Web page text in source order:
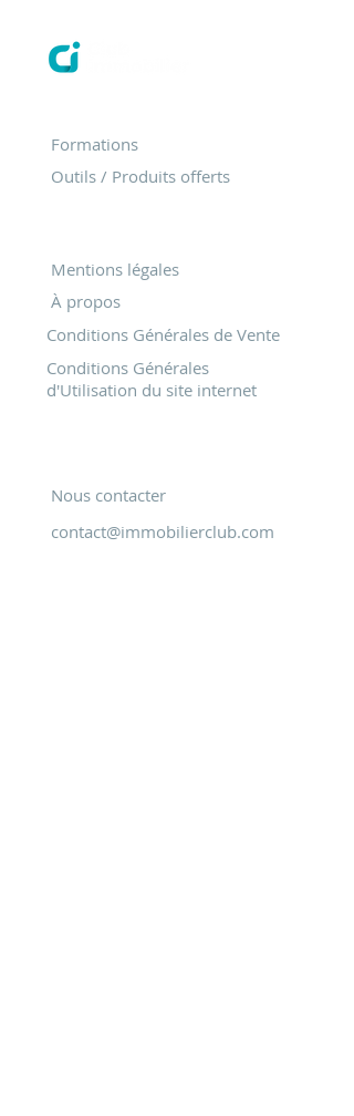
Formations
Outils / Produits offerts
Mentions légales
À propos
Conditions Générales de Vente
Conditions Générales
d'Utilisation du site internet
Nous contacter
contact@immobilierclub.com